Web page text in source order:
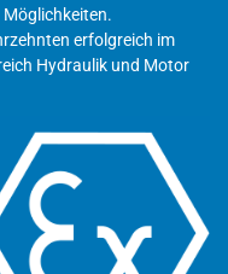
erfolgreich im
Hydraulik und Motor